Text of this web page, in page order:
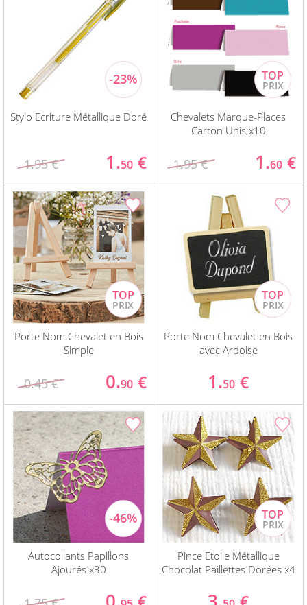
Stylo Ecriture Métallique Doré
1.95 € 1.50 €
Chevalets Marque-Places
Carton Unis x10
1.95 € 1.60 €
Porte Nom Chevalet en Bois
Simple
0.45 € 0.90 €
Porte Nom Chevalet en Bois
avec Ardoise
1.50 €
Autocollants Papillons
Ajourés x30
Pince Etoile Métallique
Chocolat Paillettes Dorées x4